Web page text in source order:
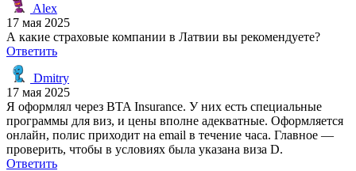
Alex
17 мая 2025
А какие страховые компании в Латвии вы рекомендуете?
Ответить
Dmitry
17 мая 2025
Я оформлял через BTA Insurance. У них есть специальные
программы для виз, и цены вполне адекватные. Оформляется
онлайн, полис приходит на email в течение часа. Главное —
проверить, чтобы в условиях была указана виза D.
Ответить